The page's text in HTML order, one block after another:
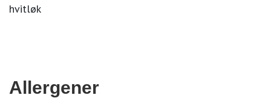
hvitløk
Allergener